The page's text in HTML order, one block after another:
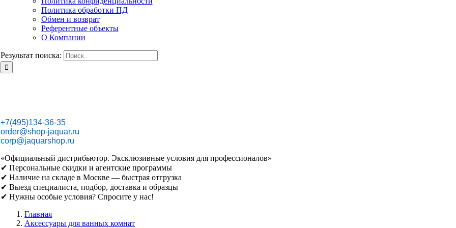
Политика обработки ПД
Обмен и возврат
Референтные объекты
О Компании
Результат поиска:
+7(495)134-36-35
order@shop-jaquar.ru
corp@jaquarshop.ru
«Официальный дистрибьютор. Эксклюзивные условия для профессионалов»
✔ Персональные скидки и агентские программы
✔ Наличие на складе в Москве — быстрая отгрузка
✔ Выезд специалиста, подбор, доставка и образцы
✔ Нужны особые условия? Спросите у нас!
Главная
Аксессуары для ванных комнат